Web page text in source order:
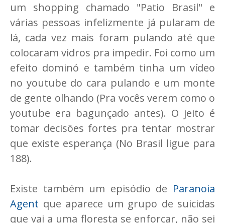
um shopping chamado "Patio Brasil" e
várias pessoas infelizmente já pularam de
lá, cada vez mais foram pulando até que
colocaram vidros pra impedir. Foi como um
efeito dominó e também tinha um vídeo
no youtube do cara pulando e um monte
de gente olhando (Pra vocês verem como o
youtube era bagunçado antes). O jeito é
tomar decisões fortes pra tentar mostrar
que existe esperança (No Brasil ligue para
188).
Existe também um episódio de Paranoia
Agent que aparece um grupo de suicidas
que vai a uma floresta se enforcar, não sei